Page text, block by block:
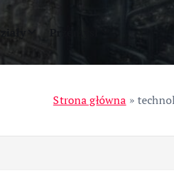
Przemysł
Strona główna »